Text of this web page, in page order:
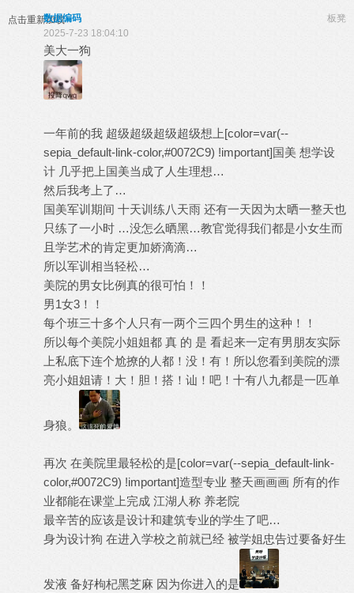
点击重新加载 板凳
数据编码
2025-7-23 18:04:10
美大一狗
一年前的我 超级超级超级超级想上[color=var(--
sepia_default-link-color,#0072C9) !important]国美 想学设
计 几乎把上国美当成了人生理想…
然后我考上了…
国美军训期间 十天训练八天雨 还有一天因为太晒一整天也
只练了一小时 …没怎么晒黑…教官觉得我们都是小女生而
且学艺术的肯定更加娇滴滴…
所以军训相当轻松…
美院的男女比例真的很可怕！！
男1女3！！
每个班三十多个人只有一两个三四个男生的这种！！
所以每个美院小姐姐都 真 的 是 看起来一定有男朋友实际
上私底下连个尬撩的人都！没！有！所以您看到美院的漂
亮小姐姐请！大！胆！搭！讪！吧！十有八九都是一匹单
身狼。
再次 在美院里最轻松的是[color=var(--sepia_default-link-
color,#0072C9) !important]造型专业 整天画画画 所有的作
业都能在课堂上完成 江湖人称 养老院
最辛苦的应该是设计和建筑专业的学生了吧…
身为设计狗 在进入学校之前就已经 被学姐忠告过要备好生
发液 备好枸杞黑芝麻 因为你进入的是